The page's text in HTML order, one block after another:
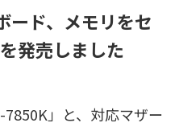
ード、メモリをセ
発売しました
」と、対応マザー